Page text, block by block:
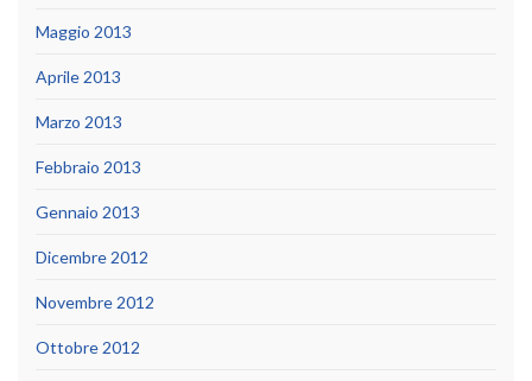
Maggio 2013
Aprile 2013
Marzo 2013
Febbraio 2013
Gennaio 2013
Dicembre 2012
Novembre 2012
Ottobre 2012